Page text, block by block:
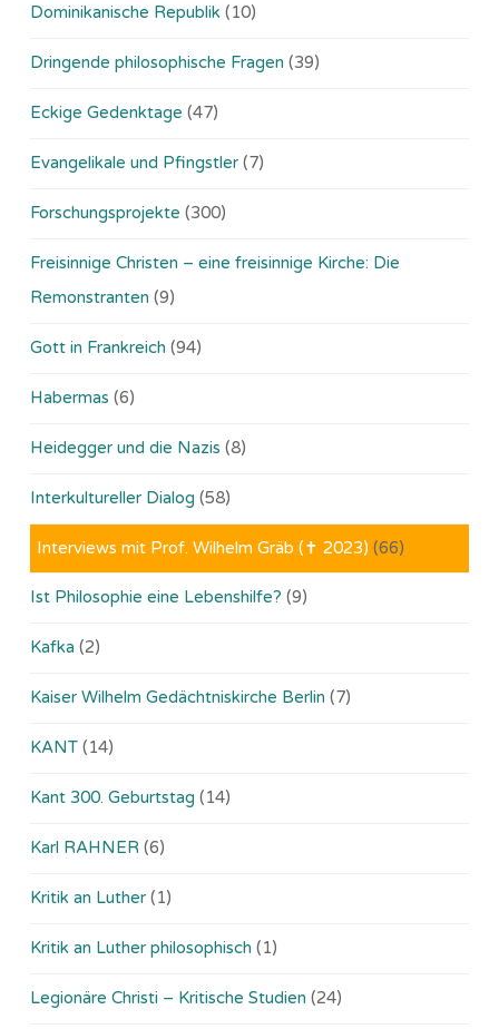
Dominikanische Republik (10)
Dringende philosophische Fragen (39)
Eckige Gedenktage (47)
Evangelikale und Pfingstler (7)
Forschungsprojekte (300)
Freisinnige Christen – eine freisinnige Kirche: Die
Remonstranten (9)
Gott in Frankreich (94)
Habermas (6)
Heidegger und die Nazis (8)
Interkultureller Dialog (58)
Interviews mit Prof. Wilhelm Gräb (✝ 2023) (66)
Ist Philosophie eine Lebenshilfe? (9)
Kafka (2)
Kaiser Wilhelm Gedächtniskirche Berlin (7)
KANT (14)
Kant 300. Geburtstag (14)
Karl RAHNER (6)
Kritik an Luther (1)
Kritik an Luther philosophisch (1)
Legionäre Christi – Kritische Studien (24)